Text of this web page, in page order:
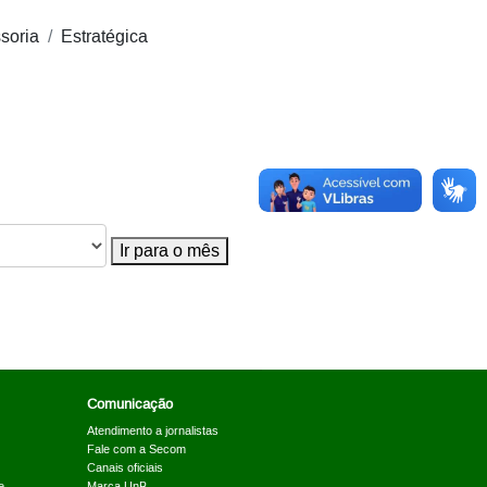
Estratégica
Ir para o mês
Comunicação
Atendimento a jornalistas
Fale com a Secom
Canais oficiais